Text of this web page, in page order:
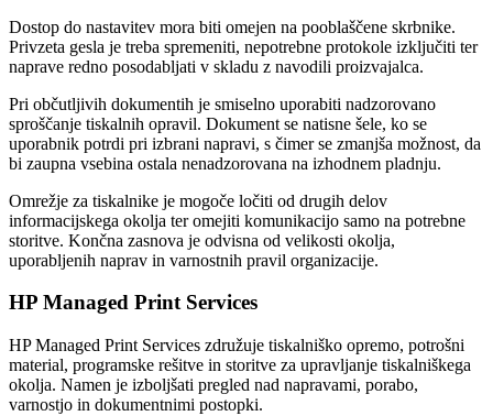
Dostop do nastavitev mora biti omejen na pooblaščene skrbnike.
Privzeta gesla je treba spremeniti, nepotrebne protokole izključiti ter
naprave redno posodabljati v skladu z navodili proizvajalca.
Pri občutljivih dokumentih je smiselno uporabiti nadzorovano
sproščanje tiskalnih opravil. Dokument se natisne šele, ko se
uporabnik potrdi pri izbrani napravi, s čimer se zmanjša možnost, da
bi zaupna vsebina ostala nenadzorovana na izhodnem pladnju.
Omrežje za tiskalnike je mogoče ločiti od drugih delov
informacijskega okolja ter omejiti komunikacijo samo na potrebne
storitve. Končna zasnova je odvisna od velikosti okolja,
uporabljenih naprav in varnostnih pravil organizacije.
HP Managed Print Services
HP Managed Print Services združuje tiskalniško opremo, potrošni
material, programske rešitve in storitve za upravljanje tiskalniškega
okolja. Namen je izboljšati pregled nad napravami, porabo,
varnostjo in dokumentnimi postopki.